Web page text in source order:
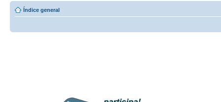
Índice general